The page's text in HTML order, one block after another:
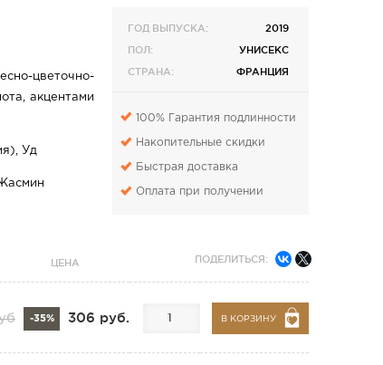
цветочно-
акцентами
Уд
ГОД ВЫПУСКА:
2019
ПОЛ:
УНИСЕКС
СТРАНА:
ФРАНЦИЯ
100% Гарантия подлинности
Накопительные скидки
Быстрая доставка
Оплата при получении
ЦЕНА ПОДЕЛИТЬСЯ:
-35% 306 руб. В КОРЗИНУ